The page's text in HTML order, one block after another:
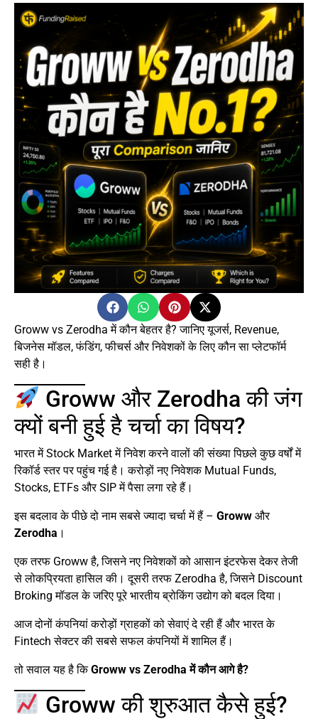
Groww vs Zerodha में कौन बेहतर है? जानिए यूजर्स, Revenue,
बिजनेस मॉडल, फंडिंग, फीचर्स और निवेशकों के लिए कौन सा प्लेटफॉर्म
सही है।
Groww और Zerodha की जंग
क्यों बनी हुई है चर्चा का विषय?
भारत में Stock Market में निवेश करने वालों की संख्या पिछले कुछ वर्षों में
रिकॉर्ड स्तर पर पहुंच गई है। करोड़ों नए निवेशक Mutual Funds,
Stocks, ETFs और SIP में पैसा लगा रहे हैं।
इस बदलाव के पीछे दो नाम सबसे ज्यादा चर्चा में हैं – Groww और
Zerodha ।
एक तरफ Groww है, जिसने नए निवेशकों को आसान इंटरफेस देकर तेजी
से लोकप्रियता हासिल की। दूसरी तरफ Zerodha है, जिसने Discount
Broking मॉडल के जरिए पूरे भारतीय ब्रोकिंग उद्योग को बदल दिया।
आज दोनों कंपनियां करोड़ों ग्राहकों को सेवाएं दे रही हैं और भारत के
Fintech सेक्टर की सबसे सफल कंपनियों में शामिल हैं।
तो सवाल यह है किGroww vs Zerodha में कौन आगे है?
Groww की शुरुआत कैसे हुई?